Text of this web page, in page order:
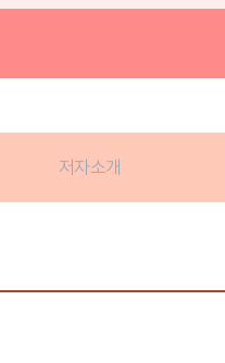
저자소개